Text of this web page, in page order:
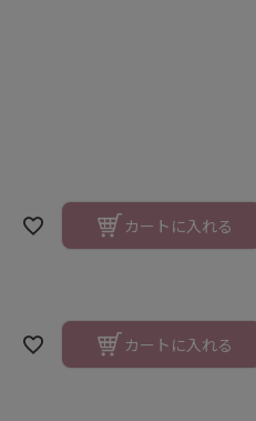
カートに入れる
カートに入れる